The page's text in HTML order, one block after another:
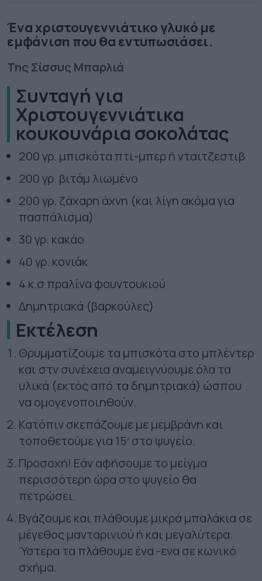
Ένα χριστουγεννιάτικο γλυκό με
εμφάνιση που θα εντυπωσιάσει.
Της Σίσσυς Μπαρλιά
Συνταγή για
Χριστουγεννιάτικα
κουκουνάρια σοκολάτας
200 γρ. μπισκότα πτι-μπερ ή νταιτζεστιβ
200 γρ. βιτάμ λιωμένο
200 γρ. ζάχαρη άχνη (και λίγη ακόμα για
πασπάλισμα)
30 γρ. κακάο
40 γρ. κονιάκ
4 κ.σ πραλίνα φουντουκιού
Δημητριακά (βαρκούλες)
Εκτέλεση
Θρυμματίζουμε τα μπισκότα στο μπλέντερ
και στν συνέχεια αναμειγνύουμε όλα τα
υλικά (εκτός από τα δημητριακά) ώσπου
να ομογενοποιηθούν.
Κατόπιν σκεπάζουμε με μεμβράνη και
τοποθετούμε για 15′ στο ψυγείο.
Προσοχή! Εάν αφήσουμε το μείγμα
περισσότερη ώρα στο ψυγείο θα
πετρώσει.
Βγάζουμε και πλάθουμε μικρά μπαλάκια σε
μέγεθος μανταρινιού ή και μεγαλύτερα.
Ύστερα τα πλάθουμε ένα -ενα σε κωνικό
σχήμα.